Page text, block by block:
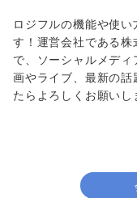
ロジフルの機能や使
す！運営会社である
で、ソーシャルメデ
画やライブ、最新の
たらよろしくお願いし